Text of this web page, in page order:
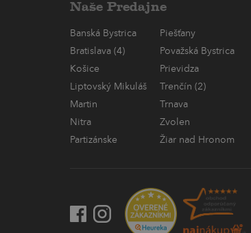
Naše Predajne
Banská Bystrica
Piešťany
Bratislava (4)
Považská Bystrica
Košice
Prievidza
Liptovský Mikuláš
Trenčín (2)
Martin
Trnava
Nitra
Zvolen
Partizánske
Žiar nad Hronom